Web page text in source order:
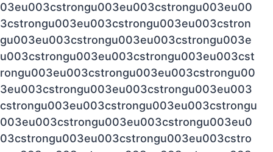
03eu003cstrongu003eu003cstrongu003eu00
3cstrongu003eu003cstrongu003eu003cstron
gu003eu003cstrongu003eu003cstrongu003e
u003cstrongu003eu003cstrongu003eu003cst
rongu003eu003cstrongu003eu003cstrongu00
3eu003cstrongu003eu003cstrongu003eu003
cstrongu003eu003cstrongu003eu003cstrongu
003eu003cstrongu003eu003cstrongu003eu0
03cstrongu003eu003cstrongu003eu003cstro